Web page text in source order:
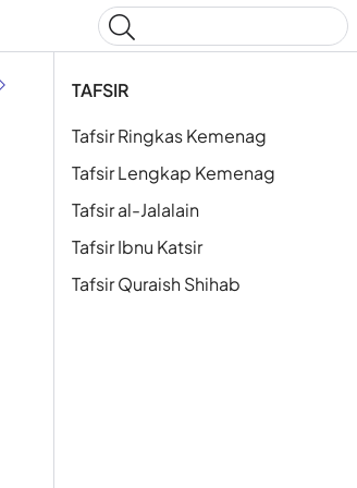
TAFSIR
Tafsir Ringkas Kemenag
Tafsir Lengkap Kemenag
Tafsir al-Jalalain
Tafsir Ibnu Katsir
Tafsir Quraish Shihab